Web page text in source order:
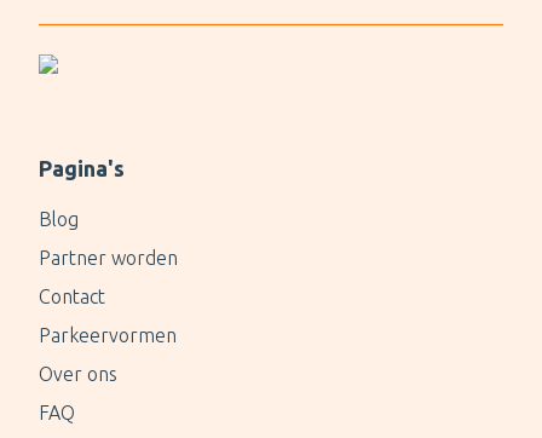
Pagina's
Blog
Partner worden
Contact
Parkeervormen
Over ons
FAQ